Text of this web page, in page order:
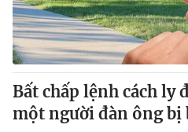
Bất chấp lệnh cách ly
một người đàn ông bị